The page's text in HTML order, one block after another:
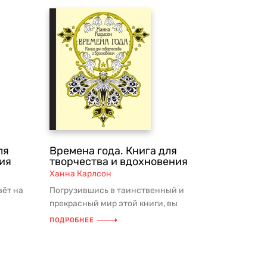
на
Времена года. Книга для
творчества и вдохновения
Ханна Карлсон
Погрузившись в таинственный и
прекрасный мир этой книги, вы
сможете наблюдать завораживающую
ПОДРОБНЕЕ